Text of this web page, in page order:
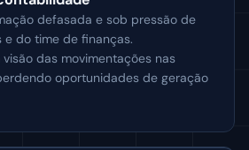
defasada e sob pressão de
do time de finanças.
das movimentações nas
oportunidades de geração